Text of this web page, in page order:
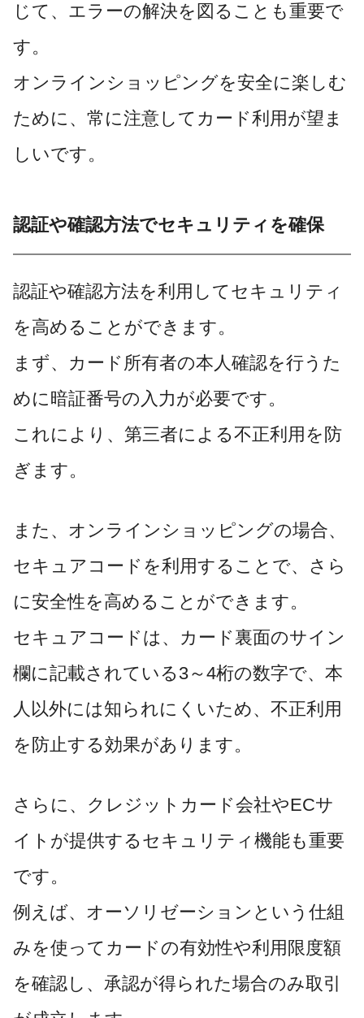
じて、エラーの解決を図ることも重要で
す。
オンラインショッピングを安全に楽しむ
ために、常に注意してカード利用が望ま
しいです。
認証や確認方法でセキュリティを確保
認証や確認方法を利用してセキュリティ
を高めることができます。
まず、カード所有者の本人確認を行うた
めに暗証番号の入力が必要です。
これにより、第三者による不正利用を防
ぎます。
また、オンラインショッピングの場合、
セキュアコードを利用することで、さら
に安全性を高めることができます。
セキュアコードは、カード裏面のサイン
欄に記載されている3～4桁の数字で、本
人以外には知られにくいため、不正利用
を防止する効果があります。
さらに、クレジットカード会社やECサ
イトが提供するセキュリティ機能も重要
です。
例えば、オーソリゼーションという仕組
みを使ってカードの有効性や利用限度額
を確認し、承認が得られた場合のみ取引